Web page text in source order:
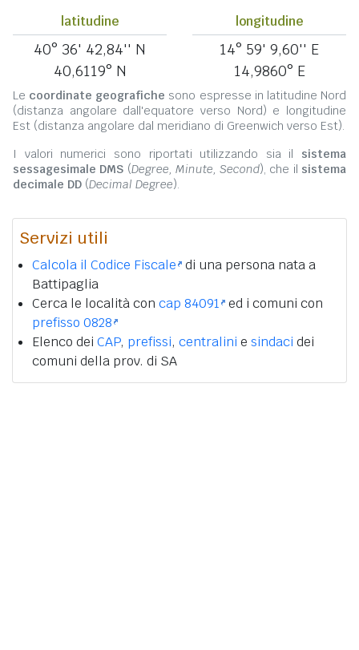
latitudine
40° 36' 42,84'' N
40,6119° N
longitudine
14° 59' 9,60'' E
14,9860° E
Le coordinate geografiche sono espresse in latitudine Nord
(distanza angolare dall'equatore verso Nord) e longitudine
Est (distanza angolare dal meridiano di Greenwich verso Est).
I valori numerici sono riportati utilizzando sia il sistema
sessagesimale DMS (Degree, Minute, Second), che il sistema
decimale DD (Decimal Degree).
Servizi utili
Calcola il Codice Fiscale di una persona nata a
Battipaglia
Cerca le località con cap 84091 ed i comuni con
prefisso 0828
Elenco dei CAP, prefissi, centralini e sindaci dei
comuni della prov. di SA